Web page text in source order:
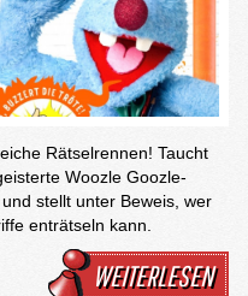
Rätselrennen! Taucht
Woozle Goozle-
stellt unter Beweis, wer
enträtseln kann.
WEITERLESEN